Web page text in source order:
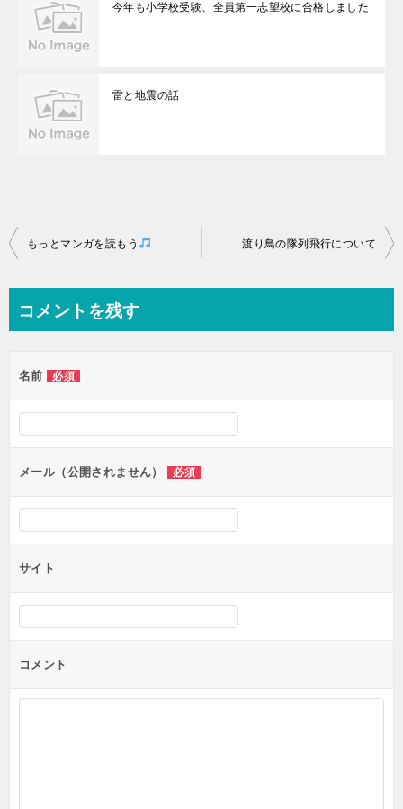
今年も小学校受験、全員第一志望校に合格しました
雷と地震の話
投
ビ
ー
シ
ン
もっとマンガを読もう 渡り鳥の隊列飛行について
コメントを残す
名前 必須
メール（公開されません） 必須
サイト
コメント